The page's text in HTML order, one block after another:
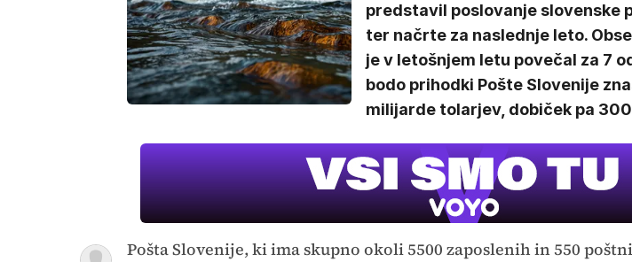
predstavil poslovanje slovenske
ter načrte za naslednje leto.
je v letošnjem letu povečal za 7
bodo prihodki Pošte Slovenije
milijarde tolarjev, dobiček pa
Pošta Slovenije, ki ima skupno okoli 5500 zaposlenih in 550